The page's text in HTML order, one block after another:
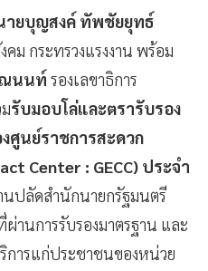
ายบุญสงค์ ทัพชัยยุทธ์
ม กระทรวงแรงงาน พร้อม
นนท์ รองเลขาธิการ
รับมอบโล่และตรารับรอง
ศูนย์ราชการสะดวก
Center : GECC) ประจำ
นปลัดสำนักนายกรัฐมนตรี
านการรับรองมาตรฐาน และ
ารแก่ประชาชนของหน่วย